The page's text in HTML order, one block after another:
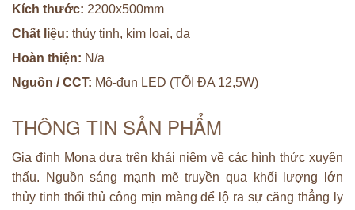
Kích thước: 2200x500mm
Chất liệu: thủy tinh, kim loại, da
Hoàn thiện: N/a
Nguồn / CCT: Mô-đun LED (TỐI ĐA 12,5W)
THÔNG TIN SẢN PHẨM
Gia đình Mona dựa trên khái niệm về các hình thức xuyên
thấu. Nguồn sáng mạnh mẽ truyền qua khối lượng lớn
thủy tinh thổi thủ công mịn màng để lộ ra sự căng thẳng ly